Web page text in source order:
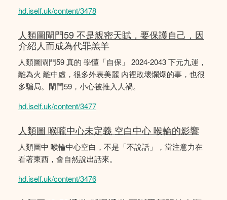
hd.iself.uk/content/3478
人類圖閘門59 不是親密天賦，要保護自己，因
介紹人而成為代罪羔羊
人類圖閘門59 真的 學懂「自保」 2024-2043 下元九運，
離為火 離中虛，很多外表美麗 內裡敗壞爛爆的事，也很
多騙局。閘門59，小心被推入人禍。
hd.iself.uk/content/3477
人類圖 喉嚨中心未定義 空白中心 喉輪的影響
人類圖中 喉輪中心空白，不是「不說話」，當注意力在
看著東西，會自然說出話來。
hd.iself.uk/content/3476